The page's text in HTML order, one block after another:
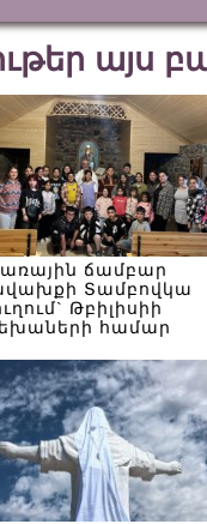
այս
ճամբար
Տամբովկա
Թբիլիսիի
համար